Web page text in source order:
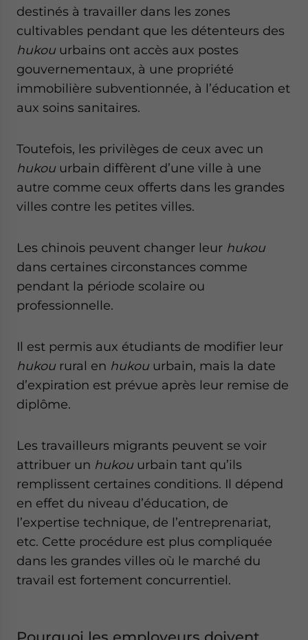
destinés à travailler dans les zones
cultivables pendant que les détenteurs des
hukou urbains ont accès aux postes
gouvernementaux, à une propriété
immobilière subventionnée, à l’éducation et
aux soins sanitaires.
Toutefois, les privilèges de ceux avec un
hukou urbain diffèrent d’une ville à une
autre comme ceux offerts dans les grandes
villes contre les petites villes.
Les chinois peuvent changer leur hukou
dans certaines circonstances comme
pendant la période scolaire ou
professionnelle.
Il est permis aux étudiants de modifier leur
hukou rural en hukou urbain, mais la date
d’expiration est prévue après leur remise de
diplôme.
Les travailleurs migrants peuvent se voir
attribuer un hukou urbain tant qu’ils
remplissent certaines conditions. Il dépend
en effet du niveau d’éducation, de
l’expertise technique, de l’entreprenariat,
etc. Cette procédure est plus compliquée
dans les grandes villes où le marché du
travail est fortement concurrentiel.